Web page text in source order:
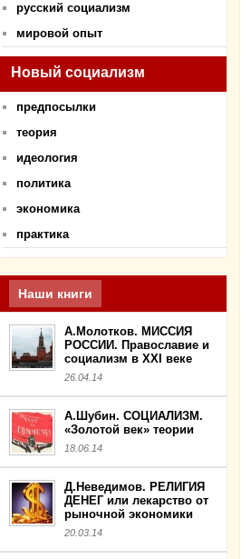
русский социализм
мировой опыт
Новый социализм
предпосылки
теория
идеология
политика
экономика
практика
Наши книги
А.Молотков. МИССИЯ
РОССИИ. Православие и
социализм в XXI веке
26.04.14
А.Шубин. СОЦИАЛИЗМ.
«Золотой век» теории
18.06.14
Д.Неведимов. РЕЛИГИЯ
ДЕНЕГ или лекарство от
рыночной экономики
20.03.14